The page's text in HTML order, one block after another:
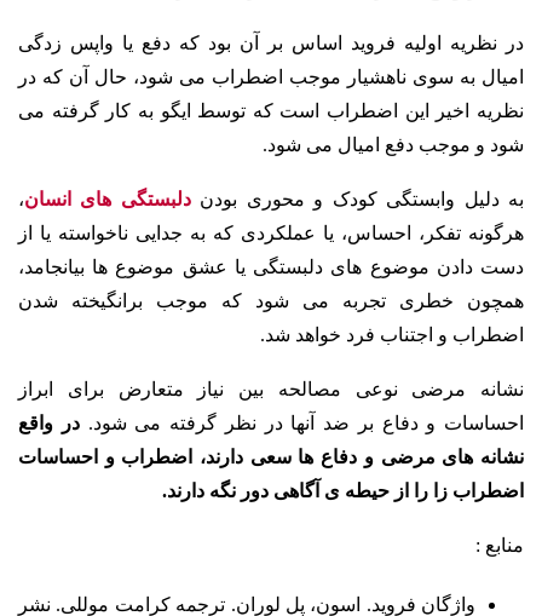
در نظریه اولیه فروید اساس بر آن بود که دفع یا واپس زدگی
امیال به سوی ناهشیار موجب اضطراب می شود، حال آن که در
نظریه اخیر این اضطراب است که توسط ایگو به کار گرفته می
شود و موجب دفع امیال می شود.
به دلیل وابستگی کودک و محوری بودندلبستگی های انسان،
هرگونه تفکر، احساس، یا عملکردی که به جدایی ناخواسته یا از
دست دادن موضوع های دلبستگی یا عشق موضوع ها بیانجامد،
همچون خطری تجربه می شود که موجب برانگیخته شدن
اضطراب و اجتناب فرد خواهد شد.
نشانه مرضی نوعی مصالحه بین نیاز متعارض برای ابراز
احساسات و دفاع بر ضد آنها در نظر گرفته می شود.در واقع
نشانه های مرضی و دفاع ها سعی دارند، اضطراب و احساسات
اضطراب زا را از حیطه ی آگاهی دور نگه دارند.
منابع :
واژگان فروید. اسون، پل لوران. ترجمه کرامت موللی. نشر